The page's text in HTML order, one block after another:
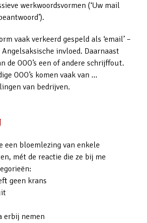
werkwoordsvormen (‘Uw mail
vaak verkeerd gespeld als ‘email’ –
invloed. Daarnaast
de OOO’s een of andere schrijffout.
OOO’s komen vaak van …
van bedrijven.
een bloemlezing van enkele
mét de reactie die ze bij me
geen krans
erbij nemen